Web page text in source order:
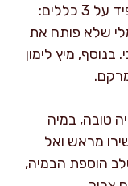
אני מקפיד על 3 כללים:
שלא פותח את
בנוסף, מיץ לימון
טובה, במיה
מראש ואל
הוספת הבמיה,